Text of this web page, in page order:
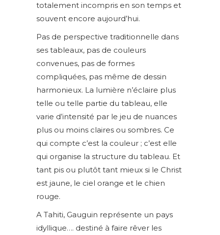
totalement incompris en son temps et
souvent encore aujourd’hui.
Pas de perspective traditionnelle dans
ses tableaux, pas de couleurs
convenues, pas de formes
compliquées, pas même de dessin
harmonieux. La lumière n’éclaire plus
telle ou telle partie du tableau, elle
varie d’intensité par le jeu de nuances
plus ou moins claires ou sombres. Ce
qui compte c’est la couleur ; c’est elle
qui organise la structure du tableau. Et
tant pis ou plutôt tant mieux si le Christ
est jaune, le ciel orange et le chien
rouge.
A Tahiti, Gauguin représente un pays
idyllique…. destiné à faire rêver les